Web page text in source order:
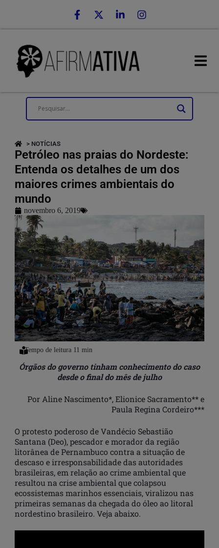
> NOTÍCIAS
Petróleo nas praias do Nordeste:
Entenda os detalhes de um dos
maiores crimes ambientais do
mundo
novembro 6, 2019
Órgãos do governo tinham conhecimento do caso
desde o final do mês de julho
Por Aline Nascimento*, Elionice Sacramento** e
Paula Regina Cordeiro***
O protesto poderoso de Vandécio Sebastião
Santana (Deo), pescador e morador da região
litorânea de Pernambuco contra a situação de
descaso e irresponsabilidade das autoridades
brasileiras, em relação ao crime ambiental que
resultou na crise ambiental que colapsou
ecossistemas marinhos essenciais, viralizou nas
primeiras semanas da chegada do óleo ao litoral
nordestino brasileiro. Veja abaixo.